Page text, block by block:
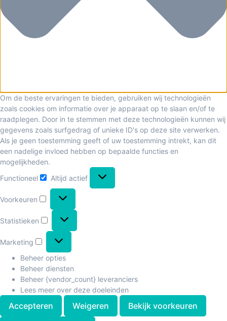
Om de beste ervaringen te bieden, gebruiken wij technologieën
zoals cookies om informatie over je apparaat op te slaan en/of te
raadplegen. Door in te stemmen met deze technologieën kunnen wij
gegevens zoals surfgedrag of unieke ID's op deze site verwerken.
Als je geen toestemming geeft of uw toestemming intrekt, kan dit
een nadelige invloed hebben op bepaalde functies en
mogelijkheden.
Functioneel
Altijd actief
Voorkeuren
Statistieken
Marketing
Beheer opties
Beheer diensten
Beheer {vendor_count} leveranciers
Lees meer over deze doeleinden
Accepteren Weigeren Bekijk voorkeuren